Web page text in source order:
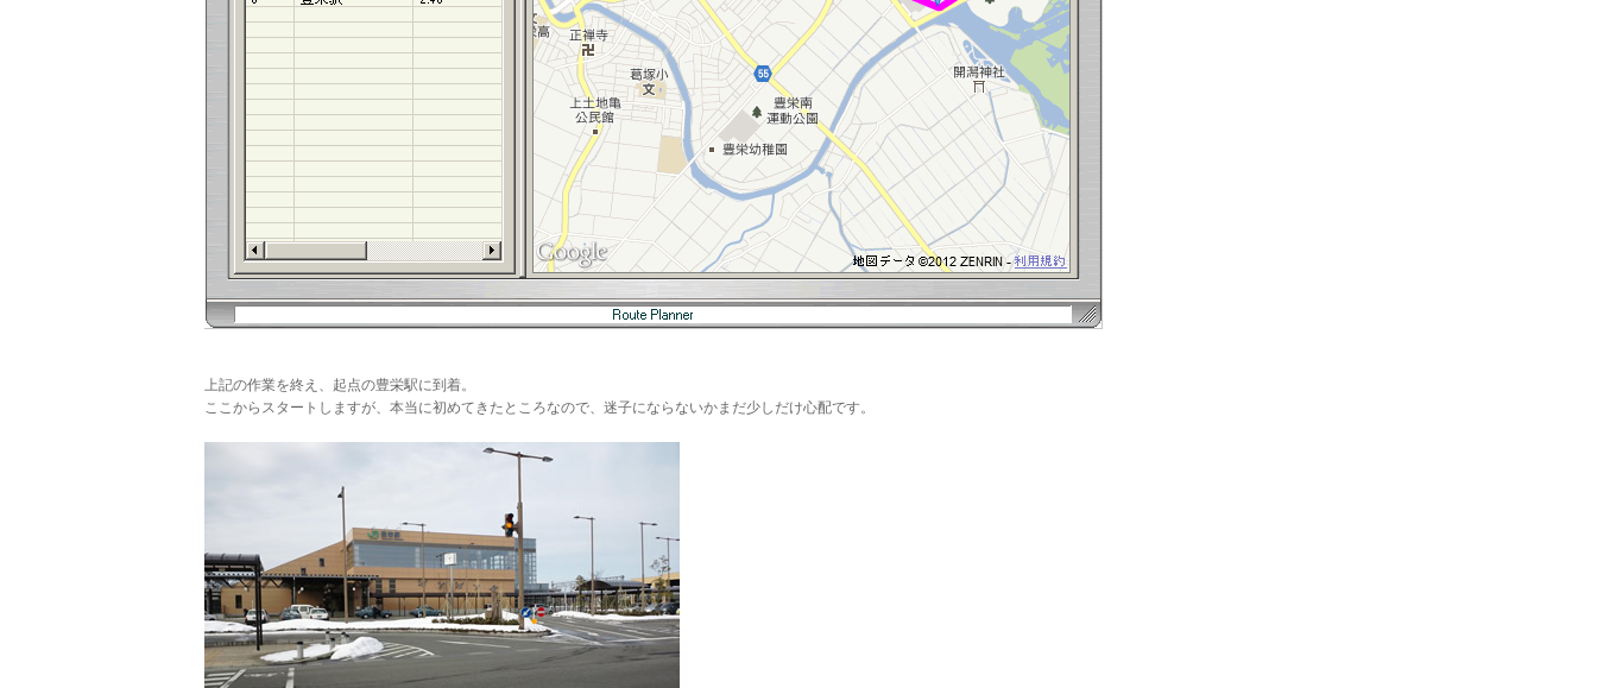
上記の作業を終え、起点の豊栄駅に到着。
ここからスタートしますが、本当に初めてきたところなので、迷子にならないかまだ少しだけ心配です。